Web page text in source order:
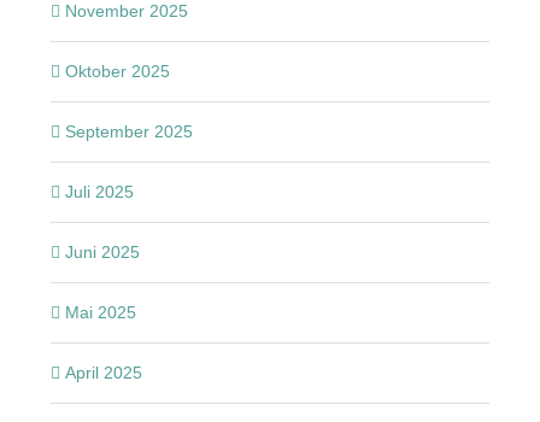
November 2025
Oktober 2025
September 2025
Juli 2025
Juni 2025
Mai 2025
April 2025